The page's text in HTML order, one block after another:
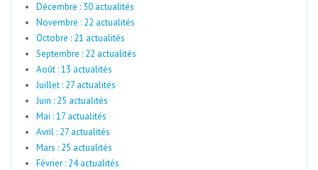
Décembre : 30 actualités
Novembre : 22 actualités
Octobre : 21 actualités
Septembre : 22 actualités
Août : 13 actualités
Juillet : 27 actualités
Juin : 25 actualités
Mai : 17 actualités
Avril : 27 actualités
Mars : 25 actualités
Février : 24 actualités